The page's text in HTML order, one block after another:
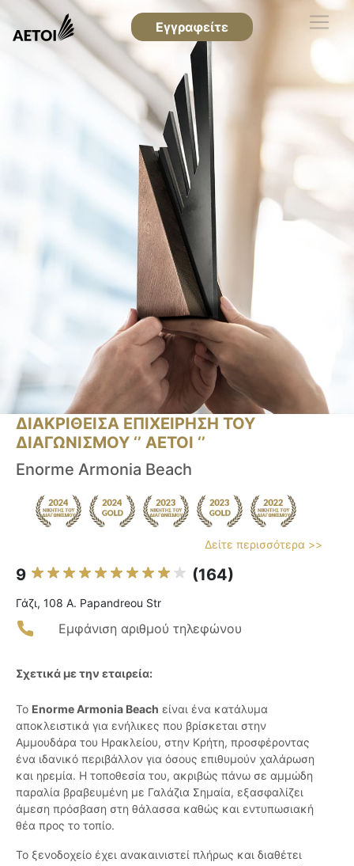
Εγγραφείτε
ΔΙΑΚΡΙΘΕΙΣΑ ΕΠΙΧΕΙΡΗΣΗ ΤΟΥ
ΔΙΑΓΩΝΙΣΜΟΥ ‘’ ΑΕΤΟΙ ‘’
Enorme Armonia Beach
Δείτε περισσότερα >>
9 (164)
Γάζι, 108 A. Papandreou Str
Εμφάνιση αριθμού τηλεφώνου
Σχετικά με την εταιρεία:
Το Enorme Armonia Beach είναι ένα κατάλυμα
αποκλειστικά για ενήλικες που βρίσκεται στην
Αμμουδάρα του Ηρακλείου, στην Κρήτη, προσφέροντας
ένα ιδανικό περιβάλλον για όσους επιθυμούν χαλάρωση
και ηρεμία. Η τοποθεσία του, ακριβώς πάνω σε αμμώδη
παραλία βραβευμένη με Γαλάζια Σημαία, εξασφαλίζει
άμεση πρόσβαση στη θάλασσα καθώς και εντυπωσιακή
θέα προς το τοπίο.
Το ξενοδοχείο έχει ανακαινιστεί πλήρως και διαθέτει